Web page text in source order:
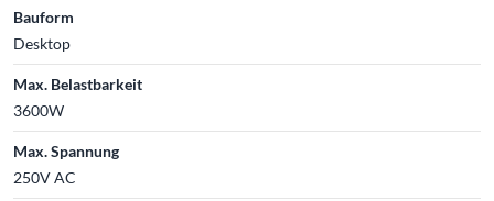
Bauform
Desktop
Max. Belastbarkeit
3600W
Max. Spannung
250V AC